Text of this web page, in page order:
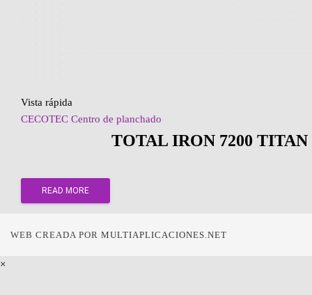
Vista rápida
CECOTEC Centro de planchado
TOTAL IRON 7200 TITAN
READ MORE
WEB CREADA POR MULTIAPLICACIONES.NET
×